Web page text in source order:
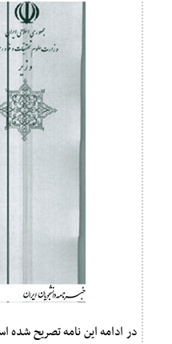
در ادامه این نامه تصریح